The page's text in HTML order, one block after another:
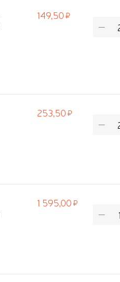
149,50
253,50
1 595,00